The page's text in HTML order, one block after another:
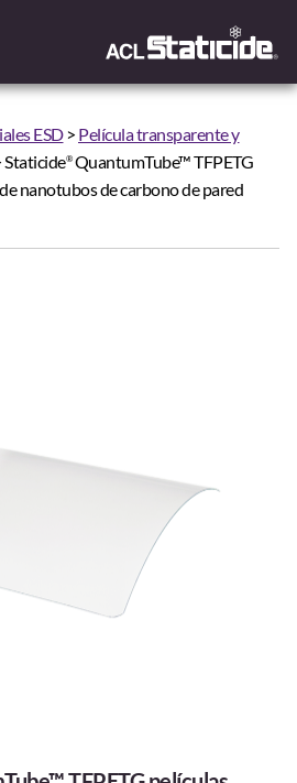
ESD> Película transparente y
Staticide®QuantumTube™ TFPETG
nanotubos de carbono de pared